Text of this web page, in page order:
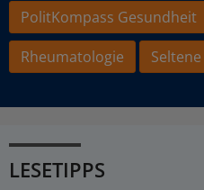
PolitKompass Gesundheit
Rheumatologie
LESETIPPS